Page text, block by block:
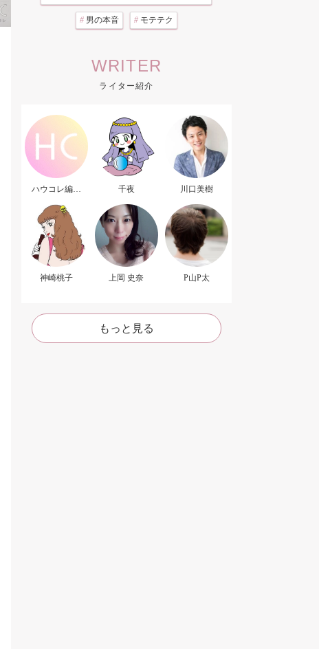
# 男の本音 # モテテク
WRITER
ライター紹介
ハウコレ編集
千夜 川口美樹
神崎桃子 上岡 史奈 P山P太
もっと見る